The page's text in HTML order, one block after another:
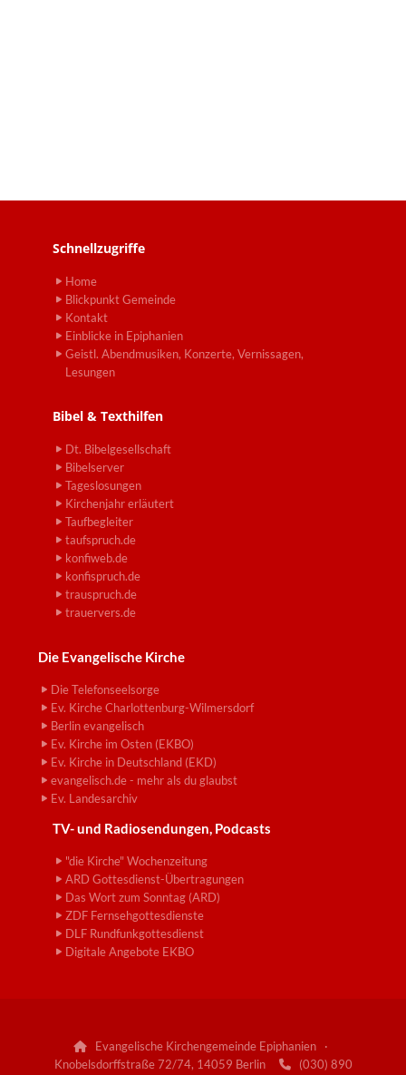
Schnellzugriffe
Home
Blickpunkt Gemeinde
Kontakt
Einblicke in Epiphanien
Geistl. Abendmusiken, Konzerte, Vernissagen,
Lesungen
Bibel & Texthilfen
Dt. Bibelgesellschaft
Bibelserver
Tageslosungen
Kirchenjahr erläutert
Taufbegleiter
taufspruch.de
konfiweb.de
konfispruch.de
trauspruch.de
trauervers.de
Die Evangelische Kirche
Die Telefonseelsorge
Ev. Kirche Charlottenburg-Wilmersdorf
Berlin evangelisch
Ev. Kirche im Osten (EKBO)
Ev. Kirche in Deutschland (EKD)
evangelisch.de - mehr als du glaubst
Ev. Landesarchiv
TV- und Radiosendungen, Podcasts
"die Kirche" Wochenzeitung
ARD Gottesdienst-Übertragungen
Das Wort zum Sonntag (ARD)
ZDF Fernsehgottesdienste
DLF Rundfunkgottesdienst
Digitale Angebote EKBO
Evangelische Kirchengemeinde Epiphanien ·
Knobelsdorffstraße 72/74, 14059 Berlin
(030) 890